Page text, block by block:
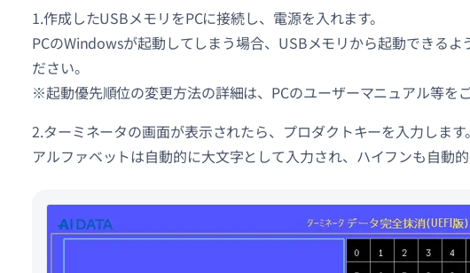
1.作成したUSBメモリをPCに接続し、電源を入れます。
PCのWindowsが起動してしまう場合、USBメモリから起動できる
ださい。
※起動優先順位の変更方法の詳細は、PCのユーザーマニュアル等を
2.ターミネータの画面が表示されたら、プロダクトキーを入力します。
アルファベットは自動的に大文字として入力され、ハイフンも自動的